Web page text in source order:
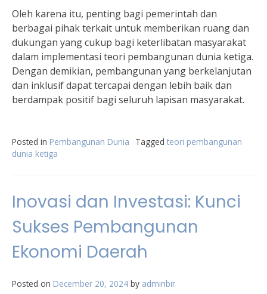
Oleh karena itu, penting bagi pemerintah dan
berbagai pihak terkait untuk memberikan ruang dan
dukungan yang cukup bagi keterlibatan masyarakat
dalam implementasi teori pembangunan dunia ketiga.
Dengan demikian, pembangunan yang berkelanjutan
dan inklusif dapat tercapai dengan lebih baik dan
berdampak positif bagi seluruh lapisan masyarakat.
Posted in Pembangunan Dunia Tagged teori pembangunan
dunia ketiga
Inovasi dan Investasi: Kunci
Sukses Pembangunan
Ekonomi Daerah
Posted on December 20, 2024 by adminbir